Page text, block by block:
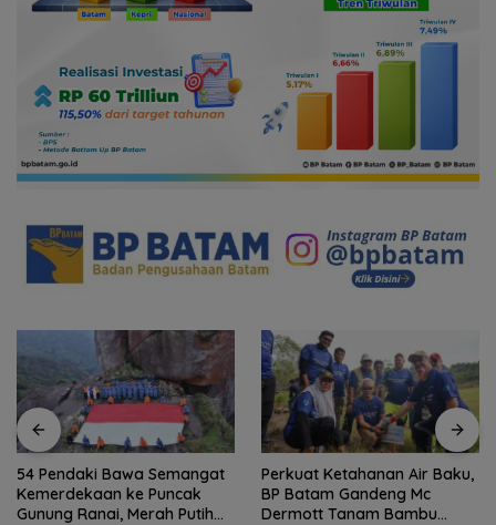
54 Pendaki Bawa Semangat
Kemerdekaan ke Puncak
Gunung Ranai, Merah Putih
Perkuat Ketahanan Air Baku,
BP Batam Gandeng Mc
Dermott Tanam Bambu